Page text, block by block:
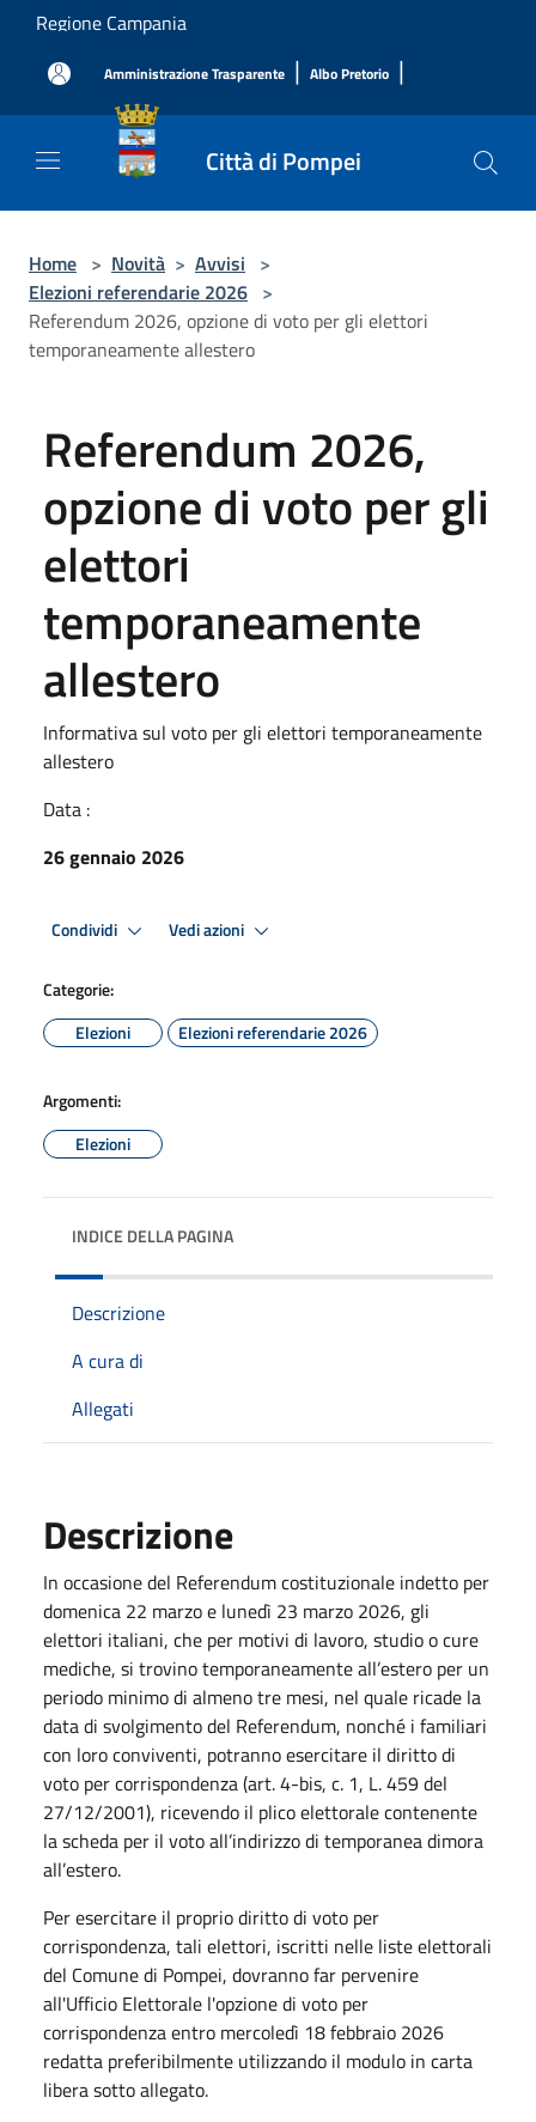
Salta al contenuto principale
Regione Campania
Amministrazione Trasparente | Albo Pretorio |
Città di Pompei
Home > Novità > Avvisi >
Elezioni referendarie 2026 >
Referendum 2026, opzione di voto per gli elettori
temporaneamente allestero
Referendum 2026,
opzione di voto per gli
elettori
temporaneamente
allestero
Informativa sul voto per gli elettori temporaneamente
allestero
Data :
26 gennaio 2026
Condividi Vedi azioni
Categorie:
Elezioni
Elezioni referendarie 2026
Argomenti:
Elezioni
INDICE DELLA PAGINA
Descrizione
A cura di
Allegati
Descrizione
In occasione del Referendum costituzionale indetto per
domenica 22 marzo e lunedì 23 marzo 2026, gli
elettori italiani, che per motivi di lavoro, studio o cure
mediche, si trovino temporaneamente all’estero per un
periodo minimo di almeno tre mesi, nel quale ricade la
data di svolgimento del Referendum, nonché i familiari
con loro conviventi, potranno esercitare il diritto di
voto per corrispondenza (art. 4-bis, c. 1, L. 459 del
27/12/2001), ricevendo il plico elettorale contenente
la scheda per il voto all’indirizzo di temporanea dimora
all’estero.
Per esercitare il proprio diritto di voto per
corrispondenza, tali elettori, iscritti nelle liste elettorali
del Comune di Pompei, dovranno far pervenire
all'Ufficio Elettorale l'opzione di voto per
corrispondenza entro mercoledì 18 febbraio 2026
redatta preferibilmente utilizzando il modulo in carta
libera sotto allegato.